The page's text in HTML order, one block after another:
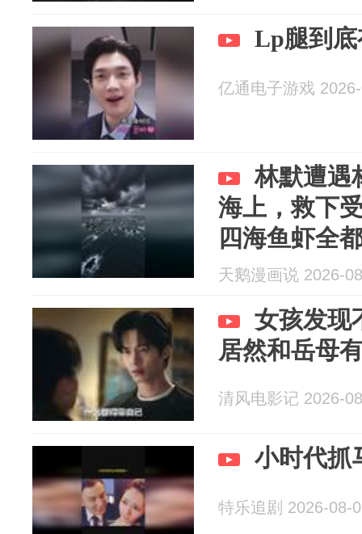
Lp腿到
亿通电子游戏
林默遭遇
海上，救下
四海鱼虾全
天鹅漫画说 2026-
女孩发现
居然和岳母
清风电影记 2026-
小时代抓
特乐追剧 2026-08-